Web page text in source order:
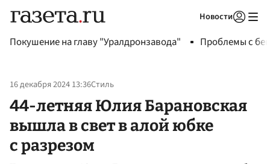
Новости
Покушение на главу "Уралдронзавода" Проблемы с
16 декабря 2024 13:36Стиль
44-летняя Юлия Барановская
вышла в свет в алой юбке
с разрезом